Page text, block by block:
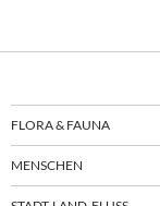
FLORA & FAUNA
MENSCHEN